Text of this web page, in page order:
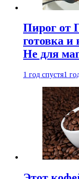
Пирог от
готовка
Не для
1 год спустя1